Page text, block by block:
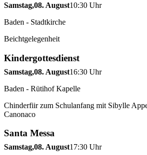
Samstag,08. August10:30 Uhr
Baden - Stadtkirche
Beichtgelegenheit
Kindergottesdienst
Samstag,08. August16:30 Uhr
Baden - Rütihof Kapelle
Chinderfiir zum Schulanfang mit Sibylle
Canonaco
Santa Messa
Samstag,08. August17:30 Uhr